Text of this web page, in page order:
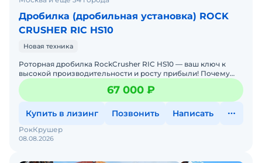
Дробилка (дробильная установка) ROCK
CRUSHER RIC HS10
Новая техника
Роторная дробилка RockCrusher RIC HS10 — ваш ключ к
высокой производительности и росту прибыли! Почему
выбирают нас: • Мощность 90 кВт — легк
67 000 ₽
Купить в лизинг Позвонить Написать
08.08.2026
РокКрушер